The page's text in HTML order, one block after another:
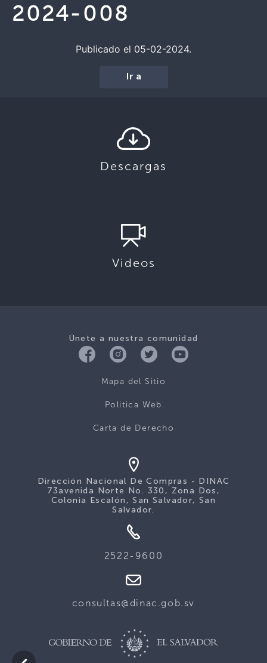
2024-008
Publicado el 05-02-2024.
Ir a
Descargas
Videos
Únete a nuestra comunidad
Mapa del Sitio
Politica Web
Carta de Derecho
Dirección Nacional De Compras - DINAC
73avenida Norte No. 330, Zona Dos,
Colonia Escalón, San Salvador, San
Salvador.
2522-9600
consultas@dinac.gob.sv